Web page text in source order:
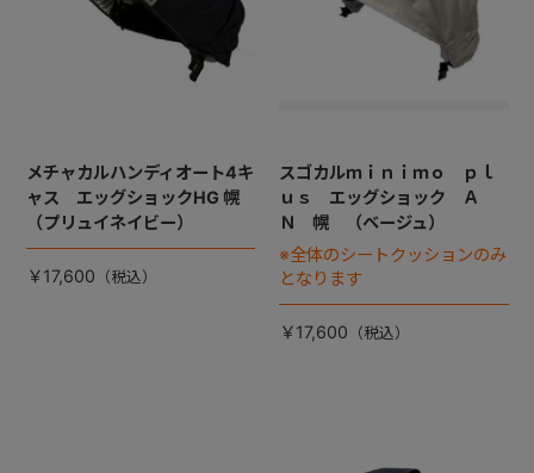
【共通部品】幌クリップ・リクライニングバックル・ヘ
ッドレストプレート
メチャカルハンディオート4キ
ャス エッグショックHG 幌
（プリュイネイビー）
￥17,600
スゴカルｍｉｎｉｍｏ ｐｌ
ｕｓ エッグショック Ａ
Ｎ 幌 （ベージュ）
※全体のシートクッションのみ
となります
￥17,600